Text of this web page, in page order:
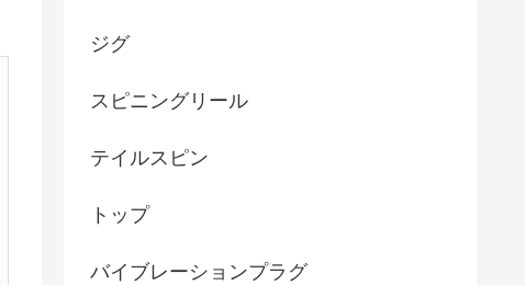
ジグ
スピニングリール
テイルスピン
トップ
バイブレーションプラグ